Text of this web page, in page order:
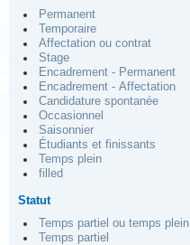
Permanent
Temporaire
Affectation ou contrat
Stage
Encadrement - Permanent
Encadrement - Affectation
Candidature spontanée
Occasionnel
Saisonnier
Étudiants et finissants
Temps plein
filled
Statut
Temps partiel ou temps plein
Temps partiel